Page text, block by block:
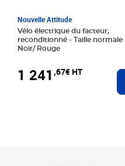
Nouvelle Attitude
Vélo électrique du facteur,
reconditionné - Taille normale -
Noir/ Rouge
1 241 ,67€ HT